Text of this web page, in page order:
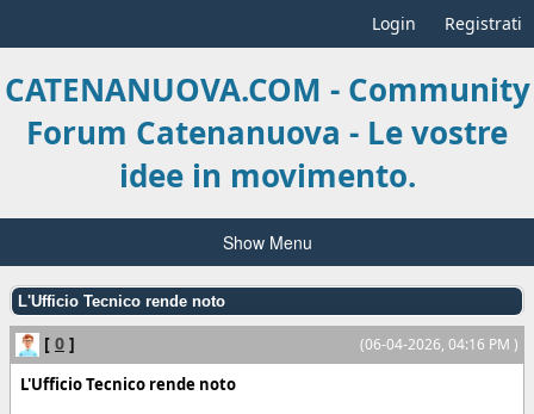
Login Registrati
CATENANUOVA.COM - Community
Forum Catenanuova - Le vostre
idee in movimento.
Show Menu
L'Ufficio Tecnico rende noto
(06-04-2026, 04:16 PM )
[ 0 ]
L'Ufficio Tecnico rende noto